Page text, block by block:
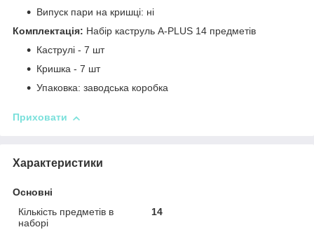
Випуск пари на кришці: ні
Комплектація: Набір каструль A-PLUS 14 предметів
Каструлі - 7 шт
Кришка - 7 шт
Упаковка: заводська коробка
Приховати
Характеристики
Основні
Кількість предметів в
наборі
14